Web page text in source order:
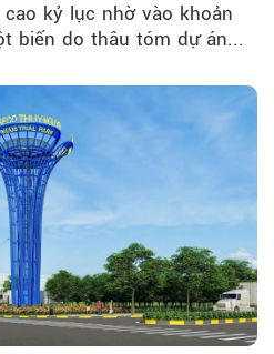
kỷ lục nhờ vào khoản
biến do thâu tóm dự án...